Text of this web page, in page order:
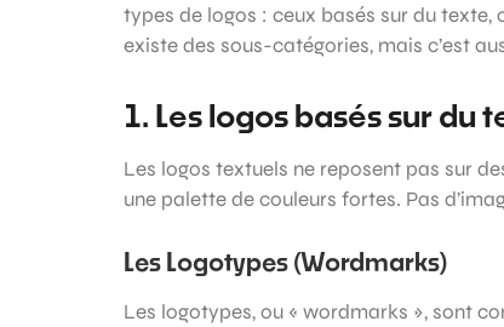
types de logos : ceux basés sur du texte,
existe des sous-catégories, mais c’est
1. Les logos basés sur du
Les logos textuels ne reposent pas sur
une palette de couleurs fortes. Pas
Les Logotypes (Wordmarks)
Les logotypes, ou « wordmarks », sont